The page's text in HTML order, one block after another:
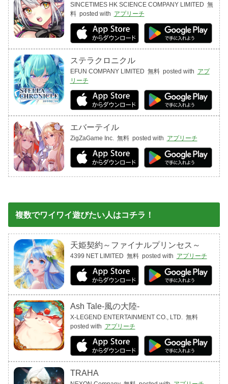
SINCETIMES HK SCIENCE COMPANY LIMITED 無
料 posted with アプリーチ
ステラクロニクル
EFUN COMPANY LIMITED 無料 posted with アプ
リーチ
エバーテイル
ZigZaGame Inc. 無料 posted with アプリーチ
複数でワイワイ遊びたい人はコチラ！
天姫契約～ファイナルプリンセス～
4399 NET LIMITED 無料 posted with アプリーチ
Ash Tale-風の大陸-
X-LEGEND ENTERTAINMENT CO., LTD. 無料
posted with アプリーチ
TRAHA